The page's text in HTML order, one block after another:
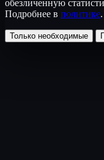
обезличенную
Подробнее в политике.
Только необходимые